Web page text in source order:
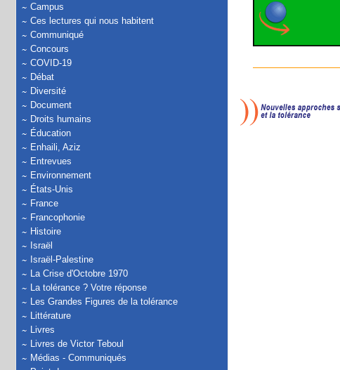
Campus
Ces lectures qui nous habitent
Communiqué
Concours
COVID-19
Débat
Diversité
Document
Droits humains
Éducation
Enhaili, Aziz
Entrevues
Environnement
États-Unis
France
Francophonie
Histoire
Israël
Israël-Palestine
La Crise d'Octobre 1970
La tolérance ? Votre réponse
Les Grandes Figures de la tolérance
Littérature
Livres
Livres de Victor Teboul
Médias - Communiqués